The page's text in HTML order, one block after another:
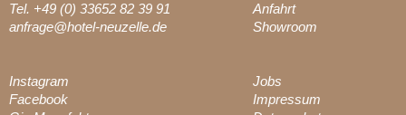
Tel. +49 (0) 33652 82 39 91
anfrage@hotel-neuzelle.de
Anfahrt
Showroom
Instagram
Facebook
Jobs
Impressum